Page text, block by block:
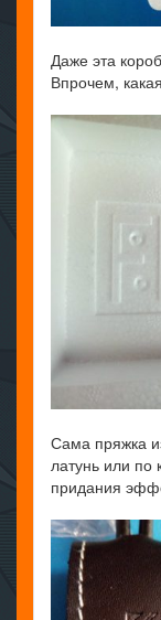
Даже эта
Впрочем,
Сама пряжка
латунь или по
придания